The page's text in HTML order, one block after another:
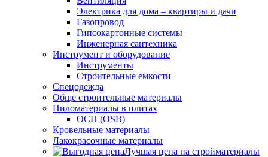
Электрика для дома – квартиры и дачи
Газопровод
Гипсокартонные системы
Инженерная сантехника
Инструмент и оборудование
Инструменты
Строительные емкости
Спецодежда
Обще строительные материалы
Пиломатериалы в плитах
ОСП (OSB)
Кровельные материалы
Лакокрасочные материалы
Лучшая цена на стройматериалы